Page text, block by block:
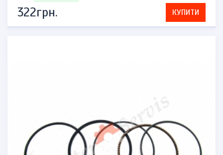
322грн. КУПИТИ